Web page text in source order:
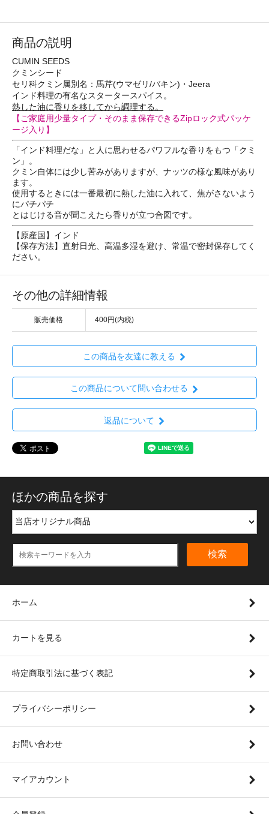
商品の説明
CUMIN SEEDS
クミンシード
セリ科クミン属別名：馬芹(ウマゼリ/バキン)・Jeera
インド料理の有名なスタータースパイス。
熱した油に香りを移してから調理する。
【ご家庭用少量タイプ・そのまま保存できるZipロック式パッケ
ージ入り】
「インド料理だな」と人に思わせるパワフルな香りをもつ「クミ
ン」。
クミン自体には少し苦みがありますが、ナッツの様な風味があり
ます。
使用するときには一番最初に熱した油に入れて、焦がさないよう
にパチパチ
とはじける音が聞こえたら香りが立つ合図です。
【原産国】インド
【保存方法】直射日光、高温多湿を避け、常温で密封保存してく
ださい。
その他の詳細情報
販売価格 400円(内税)
この商品を友達に教える
この商品について問い合わせる
返品について
ほかの商品を探す
検索
ホーム
カートを見る
特定商取引法に基づく表記
プライバシーポリシー
お問い合わせ
マイアカウント